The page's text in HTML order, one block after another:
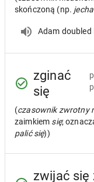
skończoną (np.
Adam doubled
zginać
się
(czasownik zwrotny
zaimkiem się;
palić się))
zwijać się